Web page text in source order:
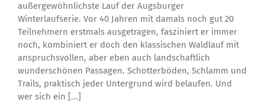
außergewöhnlichste Lauf der Augsburger
Winterlaufserie. Vor 40 Jahren mit damals noch gut 20
Teilnehmern erstmals ausgetragen, fasziniert er immer
noch, kombiniert er doch den klassischen Waldlauf mit
anspruchsvollen, aber eben auch landschaftlich
wunderschönen Passagen. Schotterböden, Schlamm und
Trails, praktisch jeder Untergrund wird belaufen. Und
wer sich ein [...]